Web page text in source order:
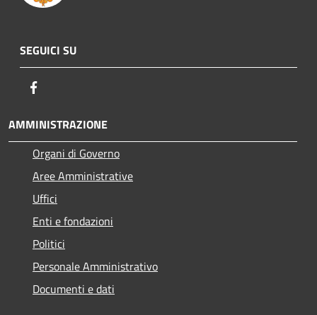
SEGUICI SU
AMMINISTRAZIONE
Organi di Governo
Aree Amministrative
Uffici
Enti e fondazioni
Politici
Personale Amministrativo
Documenti e dati